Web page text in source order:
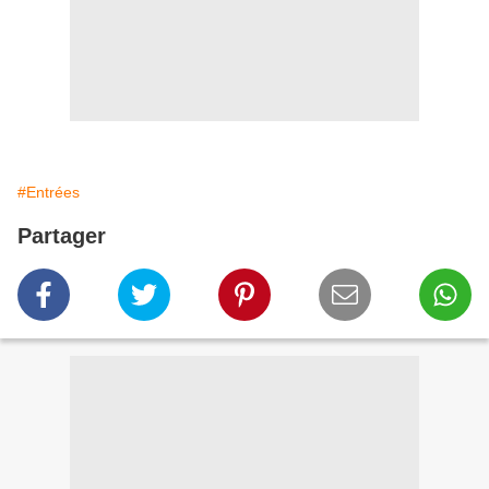
#Entrées
Partager